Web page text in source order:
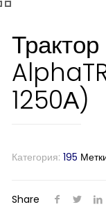
1250А)
Категория:195
Share